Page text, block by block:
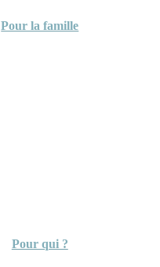
Pour la famille
Pour qui ?